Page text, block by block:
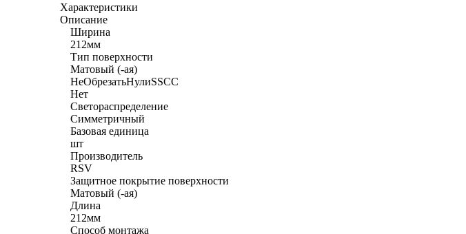
Характеристики
Описание
Ширина
212мм
Тип поверхности
Матовый (-ая)
НеОбрезатьНулиSSCC
Нет
Светораспределение
Симметричный
Базовая единица
шт
Производитель
RSV
Защитное покрытие поверхности
Матовый (-ая)
Длина
212мм
Способ монтажа